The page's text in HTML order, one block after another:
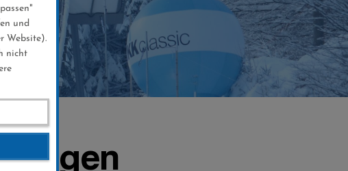
und
Website).
nicht